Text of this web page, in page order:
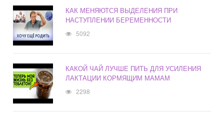
КАК МЕНЯЮТСЯ ВЫДЕЛЕНИЯ ПРИ
НАСТУПЛЕНИИ БЕРЕМЕННОСТИ
5092
КАКОЙ ЧАЙ ЛУЧШЕ ПИТЬ ДЛЯ УСИЛЕНИЯ
ЛАКТАЦИИ КОРМЯЩИМ МАМАМ
2298